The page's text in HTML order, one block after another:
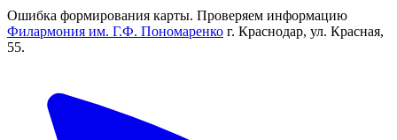
Ошибка формирования карты. Проверяем информацию
Филармония им. Г.Ф. Пономаренко г. Краснодар, ул. Красная,
55.